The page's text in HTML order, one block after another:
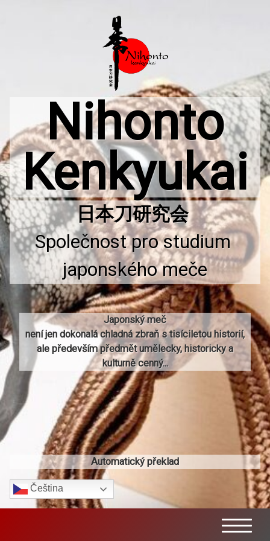
Nihonto
Kenkyukai
Společnost pro studium
japonského meče
Japonský meč
není jen dokonalá chladná zbraň s tisíciletou historií,
ale především předmět umělecky, historicky a
kulturně cenný...
Automatický překlad
Čeština‎